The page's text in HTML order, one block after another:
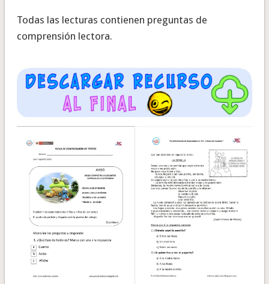
Todas las lecturas contienen preguntas de
comprensión lectora.